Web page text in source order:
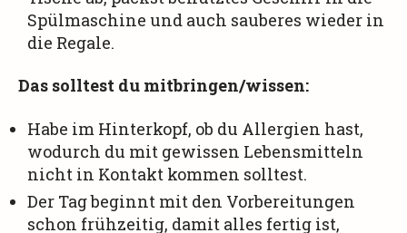
Spülmaschine und auch sauberes wieder in
die Regale.
Das solltest du mitbringen/wissen:
Habe im Hinterkopf, ob du Allergien hast,
wodurch du mit gewissen Lebensmitteln
nicht in Kontakt kommen solltest.
Der Tag beginnt mit den Vorbereitungen
schon frühzeitig, damit alles fertig ist,